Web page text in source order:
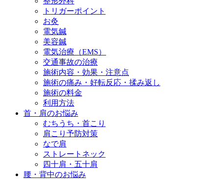
トリガーポイント
お灸
電気鍼
美容鍼
電気治療（EMS）
交通事故の治療
施術内容・効果・注意点
施術の痛み・好転反応・揉み返し
施術の料金
利用方法
首・肩のお悩み
むちうち・首こり
肩こり予防対策
なで肩
ストレートネック
四十肩・五十肩
腰・背中のお悩み